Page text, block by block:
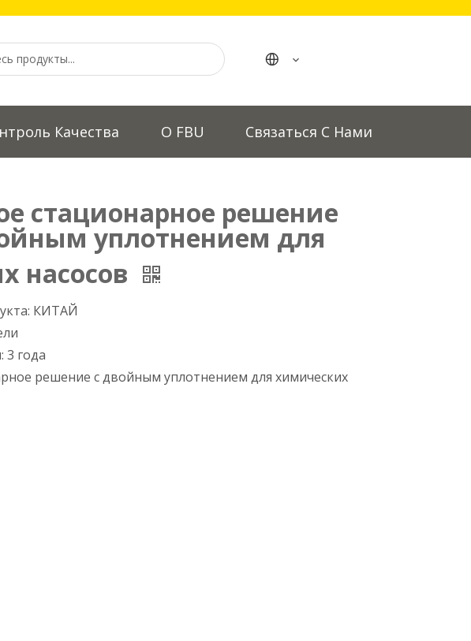
Качества О FBU Связаться С Нами
стационарное решение
уплотнением для
насосов
КИТАЙ
3 года
решение с двойным уплотнением для химических